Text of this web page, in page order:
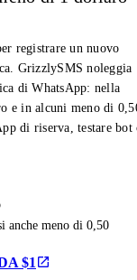
registrare un nuovo
GrizzlySMS noleggia
di WhatsApp: nella
e in alcuni meno di
di riserva, testare bot
anche meno di 0,50
$1